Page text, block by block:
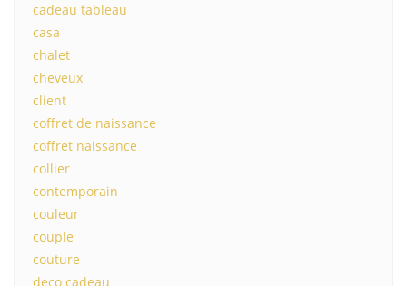
cadeau tableau
casa
chalet
cheveux
client
coffret de naissance
coffret naissance
collier
contemporain
couleur
couple
couture
deco cadeau